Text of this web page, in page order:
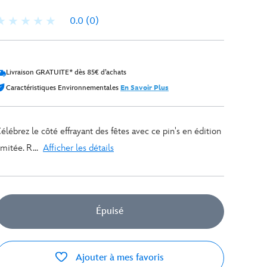
0.0 (0)
Livraison GRATUITE* dès 85€ d’achats
Caractéristiques Environnementales En Savoir Plus
le côté effrayant des fêtes avec ce pin's en édition
R... Afficher les détails
Épuisé
Ajouter à mes favoris